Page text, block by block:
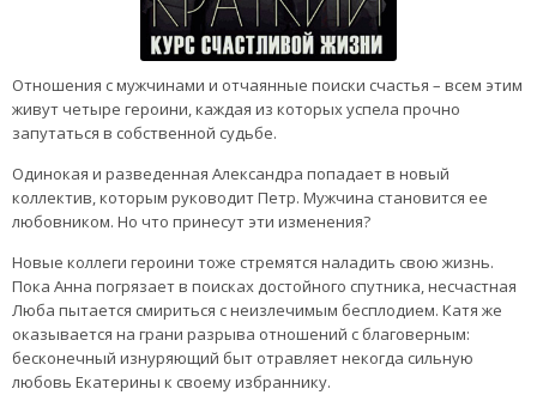
Отношения с мужчинами и отчаянные поиски счастья – всем этим
живут четыре героини, каждая из которых успела прочно
запутаться в собственной судьбе.
Одинокая и разведенная Александра попадает в новый
коллектив, которым руководит Петр. Мужчина становится ее
любовником. Но что принесут эти изменения?
Новые коллеги героини тоже стремятся наладить свою жизнь.
Пока Анна погрязает в поисках достойного спутника, несчастная
Люба пытается смириться с неизлечимым бесплодием. Катя же
оказывается на грани разрыва отношений с благоверным:
бесконечный изнуряющий быт отравляет некогда сильную
любовь Екатерины к своему избраннику.